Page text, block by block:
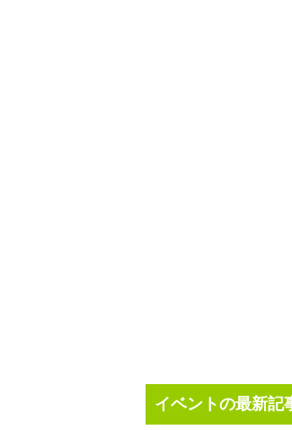
イベントの最新記